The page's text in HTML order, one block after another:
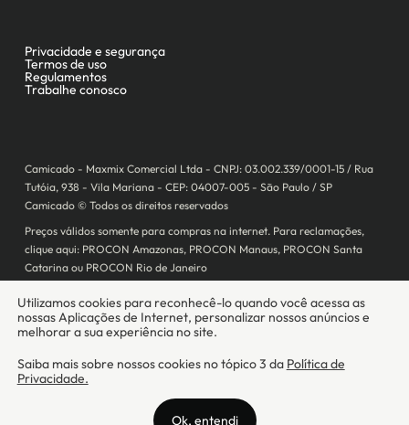
Camicado - Maxmix Comercial Ltda - CNPJ: 03.002.339/0001-15 / Rua
Tutóia, 938 - Vila Mariana - CEP: 04007-005 - São Paulo / SP
Camicado © Todos os direitos reservados
Preços válidos somente para compras na internet. Para reclamações,
clique aqui: PROCON Amazonas, PROCON Manaus, PROCON Santa
Catarina ou PROCON Rio de Janeiro
prestando os serviços de abertura de conta pós-paga (cartões de
crédito), conforme a regulação vigente.